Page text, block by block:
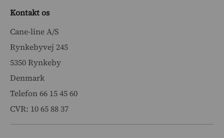
Kontakt os
Cane-line A/S
Rynkebyvej 245
5350 Rynkeby
Denmark
Telefon 66 15 45 60
CVR: 10 65 88 37